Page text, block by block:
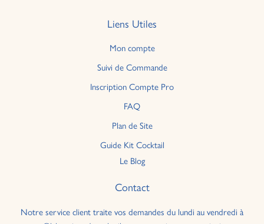
Liens Utiles
Mon compte
Suivi de Commande
Inscription Compte Pro
FAQ
Plan de Site
Guide Kit Cocktail
Le Blog
Contact
Notre service client traite vos demandes du lundi au vendredi à